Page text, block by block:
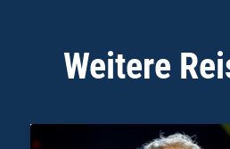
Weitere